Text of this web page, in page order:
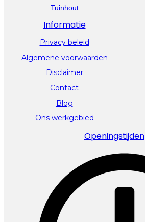
Tuinhout
Informatie
Privacy beleid
Algemene voorwaarden
Disclaimer
Contact
Blog
Ons werkgebied
Openingstijden